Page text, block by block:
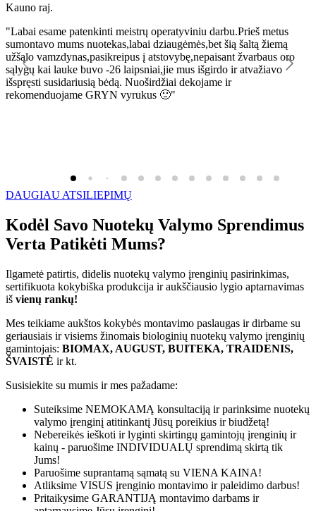
Kauno raj.
"Labai esame patenkinti meistrų operatyviniu darbu.Prieš metus
sumontavo mums nuotekas,labai dziaugėmės,bet šią šaltą žiemą
užšąlo vamzdynas,pasikreipus į atstovybę,nepaisant žvarbaus oro
sąlygų kai lauke buvo -26 laipsniai,jie mus išgirdo ir atvažiavo
išspręsti susidariusią bėdą. Nuoširdžiai dekojame ir
rekomenduojame GRYN vyrukus 🙂"
DAUGIAU ATSILIEPIMŲ
Kodėl Savo Nuotekų Valymo Sprendimus
Verta Patikėti Mums?
Ilgametė patirtis, didelis nuotekų valymo įrenginių pasirinkimas,
sertifikuota kokybiška produkcija ir aukščiausio lygio aptarnavimas
iš vienų rankų!
Mes teikiame aukštos kokybės montavimo paslaugas ir dirbame su
geriausiais ir visiems žinomais biologinių nuotekų valymo įrenginių
gamintojais: BIOMAX, AUGUST, BUITEKA, TRAIDENIS,
ŠVAISTĖ ir kt.
Susisiekite su mumis ir mes pažadame:
Suteiksime NEMOKAMĄ konsultaciją ir parinksime nuotekų
valymo įrenginį atitinkantį Jūsų poreikius ir biudžetą!
Nebereikės ieškoti ir lyginti skirtingų gamintojų įrenginių ir
kainų - paruošime INDIVIDUALŲ sprendimą skirtą tik
Jums!
Paruošime suprantamą sąmatą su VIENA KAINA!
Atliksime VISUS įrenginio montavimo ir paleidimo darbus!
Pritaikysime GARANTIJĄ montavimo darbams ir